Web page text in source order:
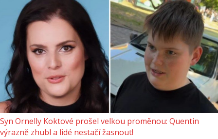
Syn Ornelly Koktové prošel velkou proměnou: Quentin
výrazně zhubl a lidé nestačí žasnout!